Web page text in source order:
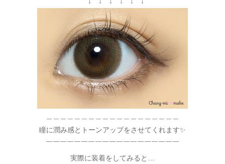
瞳に潤み感とトーンアップをさせてくれます✨
￣￣￣￣￣￣￣￣￣￣￣￣￣￣￣￣￣￣￣
実際に装着をしてみると…